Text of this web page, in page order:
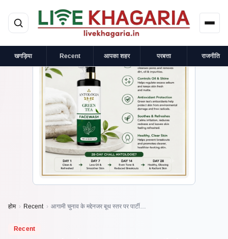
मुख्य सामग्री पर जाएं
खगड़िया Recent आपका शहर परबत्ता राजनीति
×
प्रायोजित
होम › Recent › आगामी चुनाव के मद्देनजर बूथ स्तर पर पार्टी…
Recent